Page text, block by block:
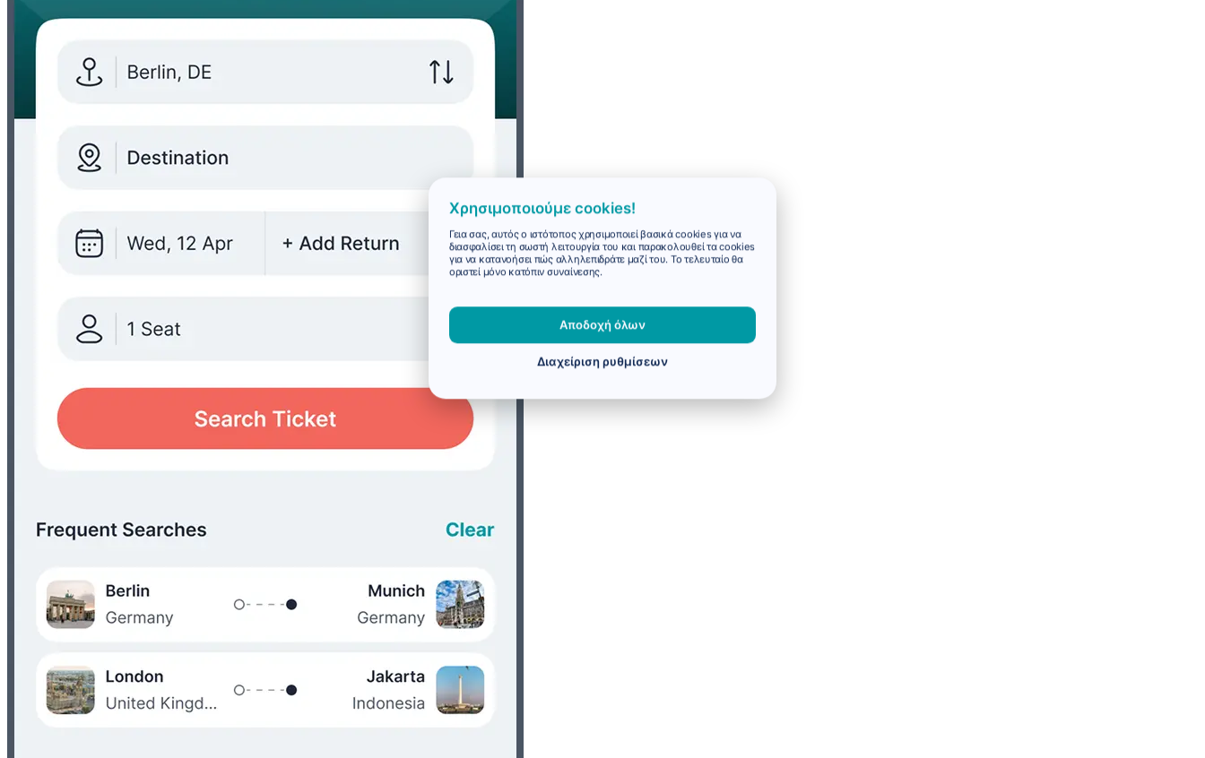
Χρησιμοποιούμε cookies!
Γεια σας, αυτός ο ιστότοπος χρησιμοποιεί βασικά cookies για να
διασφαλίσει τη σωστή λειτουργία του και παρακολουθεί τα cookies
για να κατανοήσει πώς αλληλεπιδράτε μαζί του. Το τελευταίο θα
οριστεί μόνο κατόπιν συναίνεσης.
Αποδοχή όλων
Διαχείριση ρυθμίσεων